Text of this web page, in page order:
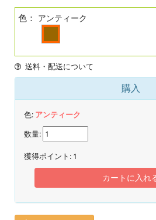
色： アンティーク
送料・配送について
購入
色: アンティーク
数量:
獲得ポイント: 1
カートに入れ